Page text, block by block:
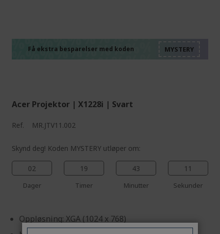
Få ekstra besparelser med koden
Acer Projektor | X1228i | Svart
Ref. MR.JTV11.002
Skynd deg! Koden MYSTERY utløper om:
02
Dager
19
Timer
43
Minutter
10
Sekunder
Oppløsning: XGA (1024 x 768)